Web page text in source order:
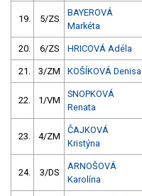
19. 5/ZS
BAYEROVÁ
Markéta
20. 6/ZS HRICOVÁ Adéla
21. 3/ZM KOŠÍKOVÁ Denisa
22. 1/VM
SNOPKOVÁ
Renata
23. 4/ZM
ČAJKOVÁ
Kristýna
24. 3/DS
ARNOŠOVÁ
Karolína